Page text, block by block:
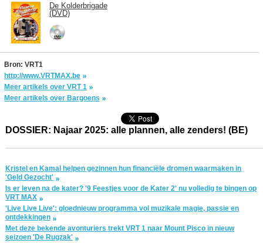
De Kolderbrigade
(DVD)
Bron: VRT1
http://www.VRTMAX.be
Meer artikels over VRT 1
Meer artikels over Bargoens
DOSSIER: Najaar 2025: alle plannen, alle zenders! (BE)
Kristel en Kamal helpen gezinnen hun financiële dromen waarmaken in
'Geld Gezocht'
Is er leven na de kater? '9 Feestjes voor de Kater 2' nu volledig te bingen op
VRT MAX
'Live Live Live': gloednieuw programma vol muzikale magie, passie en
ontdekkingen
Met deze bekende avonturiers trekt VRT 1 naar Mount Pisco in nieuw
seizoen 'De Rugzak'